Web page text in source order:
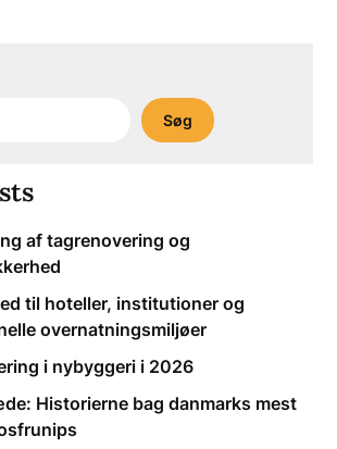
Søg
af tagrenovering og
til hoteller, institutioner og
overnatningsmiljøer
i nybyggeri i 2026
Historierne bag danmarks mest